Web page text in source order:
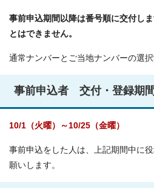
事前申込期間以降は番号順に交付し
とはできません。
通常ナンバーとご当地ナンバーの選択
事前申込者 交付・登録期間
10/1（火曜）～10/25（金曜）
事前申込をした人は、上記期間中に
願いします。